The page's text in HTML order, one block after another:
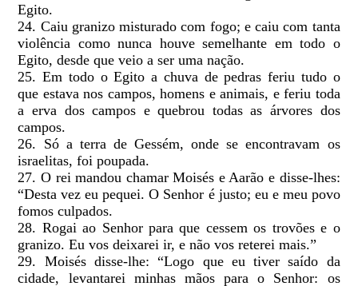
Egito.
24. Caiu granizo misturado com fogo; e caiu com tanta
violência como nunca houve semelhante em todo o
Egito, desde que veio a ser uma nação.
25. Em todo o Egito a chuva de pedras feriu tudo o
que estava nos campos, homens e animais, e feriu toda
a erva dos campos e quebrou todas as árvores dos
campos.
26. Só a terra de Gessém, onde se encontravam os
israelitas, foi poupada.
27. O rei mandou chamar Moisés e Aarão e disse-lhes:
“Desta vez eu pequei. O Senhor é justo; eu e meu povo
fomos culpados.
28. Rogai ao Senhor para que cessem os trovões e o
granizo. Eu vos deixarei ir, e não vos reterei mais.”
29. Moisés disse-lhe: “Logo que eu tiver saído da
cidade, levantarei minhas mãos para o Senhor: os